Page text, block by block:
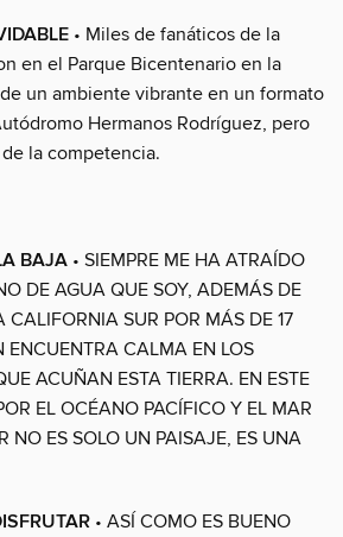
• Miles de fanáticos de la
en el Parque Bicentenario en la
un ambiente vibrante en un formato
Hermanos Rodríguez, pero
la competencia.
BAJA • SIEMPRE ME HA ATRAÍDO
DE AGUA QUE SOY, ADEMÁS DE
CALIFORNIA SUR POR MÁS DE 17
CALMA EN LOS
ACUÑAN ESTA TIERRA. EN ESTE
EL OCÉANO PACÍFICO Y EL MAR
NO ES SOLO UN PAISAJE, ES UNA
• ASÍ COMO ES BUENO